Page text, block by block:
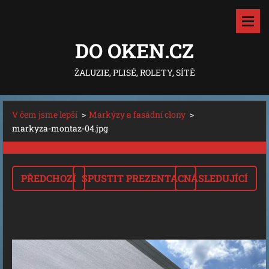
DO OKEN.CZ
ŽALUZIE, PLISÉ, ROLETY, SÍTĚ
V čem jsme lepší > Markýzy a fasádní clony >
markyza-montaz-04.jpg
PŘEDCHOZÍ SPUSTIT PREZENTACINÁSLEDUJÍCÍ